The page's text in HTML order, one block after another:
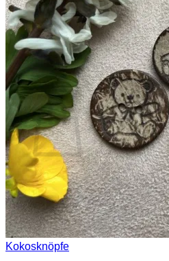
Es befinden sich
Zurück zum Shop
0
Warenkorb
Es befinden sich keine
Zurück zum Shop
Kokosknöpfe